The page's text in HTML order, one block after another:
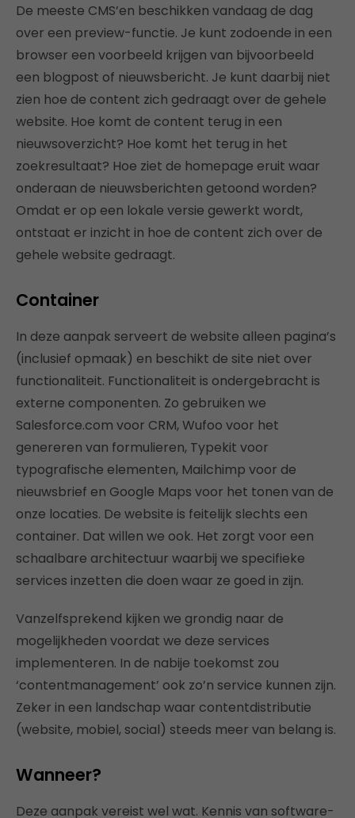
De meeste CMS’en beschikken vandaag de dag
over een preview-functie. Je kunt zodoende in een
browser een voorbeeld krijgen van bijvoorbeeld
een blogpost of nieuwsbericht. Je kunt daarbij niet
zien hoe de content zich gedraagt over de gehele
website. Hoe komt de content terug in een
nieuwsoverzicht? Hoe komt het terug in het
zoekresultaat? Hoe ziet de homepage eruit waar
onderaan de nieuwsberichten getoond worden?
Omdat er op een lokale versie gewerkt wordt,
ontstaat er inzicht in hoe de content zich over de
gehele website gedraagt.
Container
In deze aanpak serveert de website alleen pagina’s
(inclusief opmaak) en beschikt de site niet over
functionaliteit. Functionaliteit is ondergebracht is
externe componenten. Zo gebruiken we
Salesforce.com voor CRM, Wufoo voor het
genereren van formulieren, Typekit voor
typografische elementen, Mailchimp voor de
nieuwsbrief en Google Maps voor het tonen van de
onze locaties. De website is feitelijk slechts een
container. Dat willen we ook. Het zorgt voor een
schaalbare architectuur waarbij we specifieke
services inzetten die doen waar ze goed in zijn.
Vanzelfsprekend kijken we grondig naar de
mogelijkheden voordat we deze services
implementeren. In de nabije toekomst zou
‘contentmanagement’ ook zo’n service kunnen zijn.
Zeker in een landschap waar contentdistributie
(website, mobiel, social) steeds meer van belang is.
Wanneer?
Deze aanpak vereist wel wat. Kennis van software-